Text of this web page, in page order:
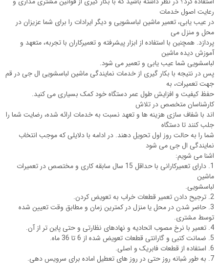
رعایت اصول خدمات
در عیب یابی، تعمیر ماشین لباسشویی و دیگر ایرادات را برای شما عزیزان در
محل و منزل می
پردازد. همچنین با استفاده از ابزار پیشرفته و تعمیرکاران با تجربه، متعهد و
آموزش دیده ماشین
لباسشویی شما عیب یابی و تعمیر می شود.
پس در نتیجه با بکار گیری از خدمات نمایندگی ماشین لباسشویی ال جی در قم
جهت تعمیرات، به
حفظ کیفیت و افزایش طول عمر دستگاه خود کمک بسیاری می کنید.
کارشناسان متخصص در تلاش
اند با شفاف سازی هزینه ها و تعهد نسبت به خدمات ارائه شده، رضایت شما را
جلب کنند تا دستگاه
شما را به حالت روز اول تحویل دهند. در ادامه با دلایلی که موجب انتخاب
نمایندگی ال جی می شود
اشنا می شویم:
1. دارای تعمیرکارانی با حداقل 15 سال سابقه کاری و مختصص در تعمیرات
ماشین
لباسشویی.
2. ترجیح دادن تعمیر قطعات خراب به تعویض کردن.
3. حاضر شدن در محل یا منزل در کمترین زمان و مطابق وقت تعیین شده
توسط مشتری.
4. تعمیر با نرخ مصوب اتحادیه و نهادهای نظارتی و حتی پاین تر از آن.
5. ضمانت کتبی و گارانتی قطعات تعویض شده از 6 تا 36 ماه.
6. استفاده از قطعات فابریک و اصلی.
7. به طور شبانه روز حتی در روز های تعطیل اماده برای سرویس دهی.